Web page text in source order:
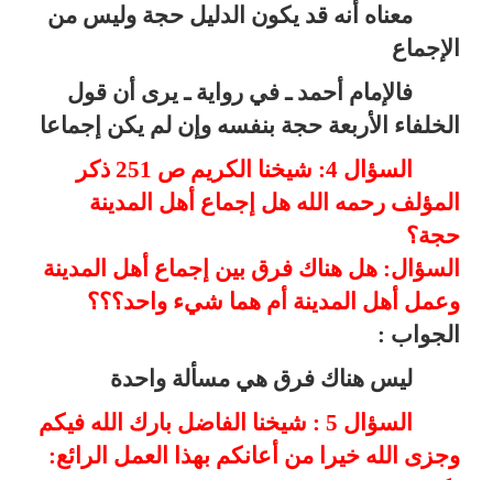
معناه أنه قد يكون الدليل حجة وليس من
الإجماع
فالإمام أحمد ـ في رواية ـ يرى أن قول
الخلفاء الأربعة حجة بنفسه وإن لم يكن إجماعا
السؤال 4: شيخنا الكريم ص 251 ذكر
المؤلف رحمه الله هل إجماع أهل المدينة
حجة؟
السؤال: هل هناك فرق بين إجماع أهل المدينة
وعمل أهل المدينة أم هما شيء واحد؟؟؟
الجواب :
ليس هناك فرق هي مسألة واحدة
السؤال 5 : شيخنا الفاضل بارك الله فيكم
وجزى الله خيرا من أعانكم بهذا العمل الرائع: